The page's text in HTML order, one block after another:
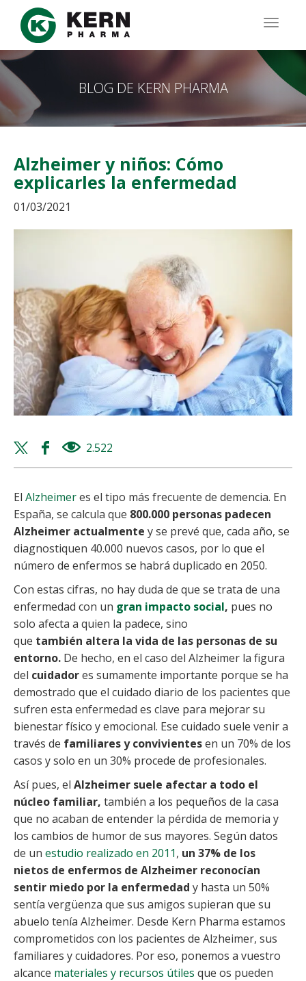
Pasar
contenido
principal
BLOG DE KERN PHARMA
Alzheimer y niños: Cómo
explicarles la enfermedad
01/03/2021
Twitter
share
Facebook
share
2.522
El Alzheimeres el tipo más frecuente de demencia. En
España, se calcula que 800.000 personas padecen
Alzheimer actualmente y se prevé que, cada año, se
diagnostiquen 40.000 nuevos casos, por lo que el
número de enfermos se habrá duplicado en 2050.
Con estas cifras, no hay duda de que se trata de una
enfermedad con un gran impacto social, pues no
solo afecta a quien la padece, sino
que también altera la vida de las personas de su
entorno. De hecho, en el caso del Alzheimer la figura
del cuidadores sumamente importante porque se ha
demostrado que el cuidado diario de los pacientes que
sufren esta enfermedad es clave para mejorar su
bienestar físico y emocional. Ese cuidado suele venir a
través de familiares y convivientesen un 70% de los
casos y solo en un 30% procede de profesionales.
Así pues, el Alzheimer suele afectar a todo el
núcleo familiar, también a los pequeños de la casa
que no acaban de entender la pérdida de memoria y
los cambios de humor de sus mayores. Según datos
de un estudio realizado en 2011, un 37% de los
nietos de enfermos de Alzheimer reconocían
sentir miedo por la enfermedad y hasta un 50%
sentía vergüenza que sus amigos supieran que su
abuelo tenía Alzheimer. Desde Kern Pharma estamos
comprometidos con los pacientes de Alzheimer, sus
familiares y cuidadores. Por eso, ponemos a vuestro
alcance materiales y recursos útiles que os pueden